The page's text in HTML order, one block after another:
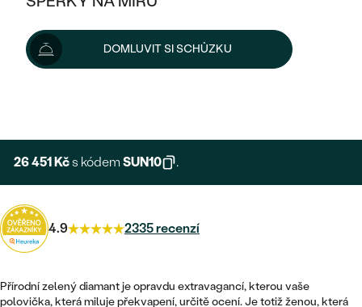
KOMBINOVANÉ ZLATO
DLE STYLU
BEZ KAMENE
VYKROJENÉ
VINTAGE
NETRADIČNÍ
POSTRANNÍ KAMENY
HALO
VINTAGE
SNUBNÍ A ZÁSNUBNÍ SETY
NETRADIČNÍ
VÝPRODEJ
KDYŽ ŠPERKY POMÁHAJÍ
NÁUŠNICE
PŘÍVĚSKY
PLATINOVÉ
PECKOVÉ
MINIMALISTICKÉ
VISACÍ
SOLITÉR
ZLATÉ
STŘÍBRNÉ
DLE STYLU
NAROZENÍ DÍTĚTE
ŠPERKY SKLADEM
VÝPRODEJ
ZLATÉ
STŘÍBRNÉ
PLATINOVÉ
DLE STYLU
DOMLUVIT SI SCHŮZKU
29 390 Kč
Šperk vám vyrobíme a doručíme do 3 - 4 týdnů.
Možnosti doručení
26 451 Kčs kódem SUN10 .
4.9 2335 recenzí
Přírodní zelený diamant je opravdu extravagancí, kterou vaše
polovička, která miluje překvapení, určitě ocení. Je totiž ženou, která